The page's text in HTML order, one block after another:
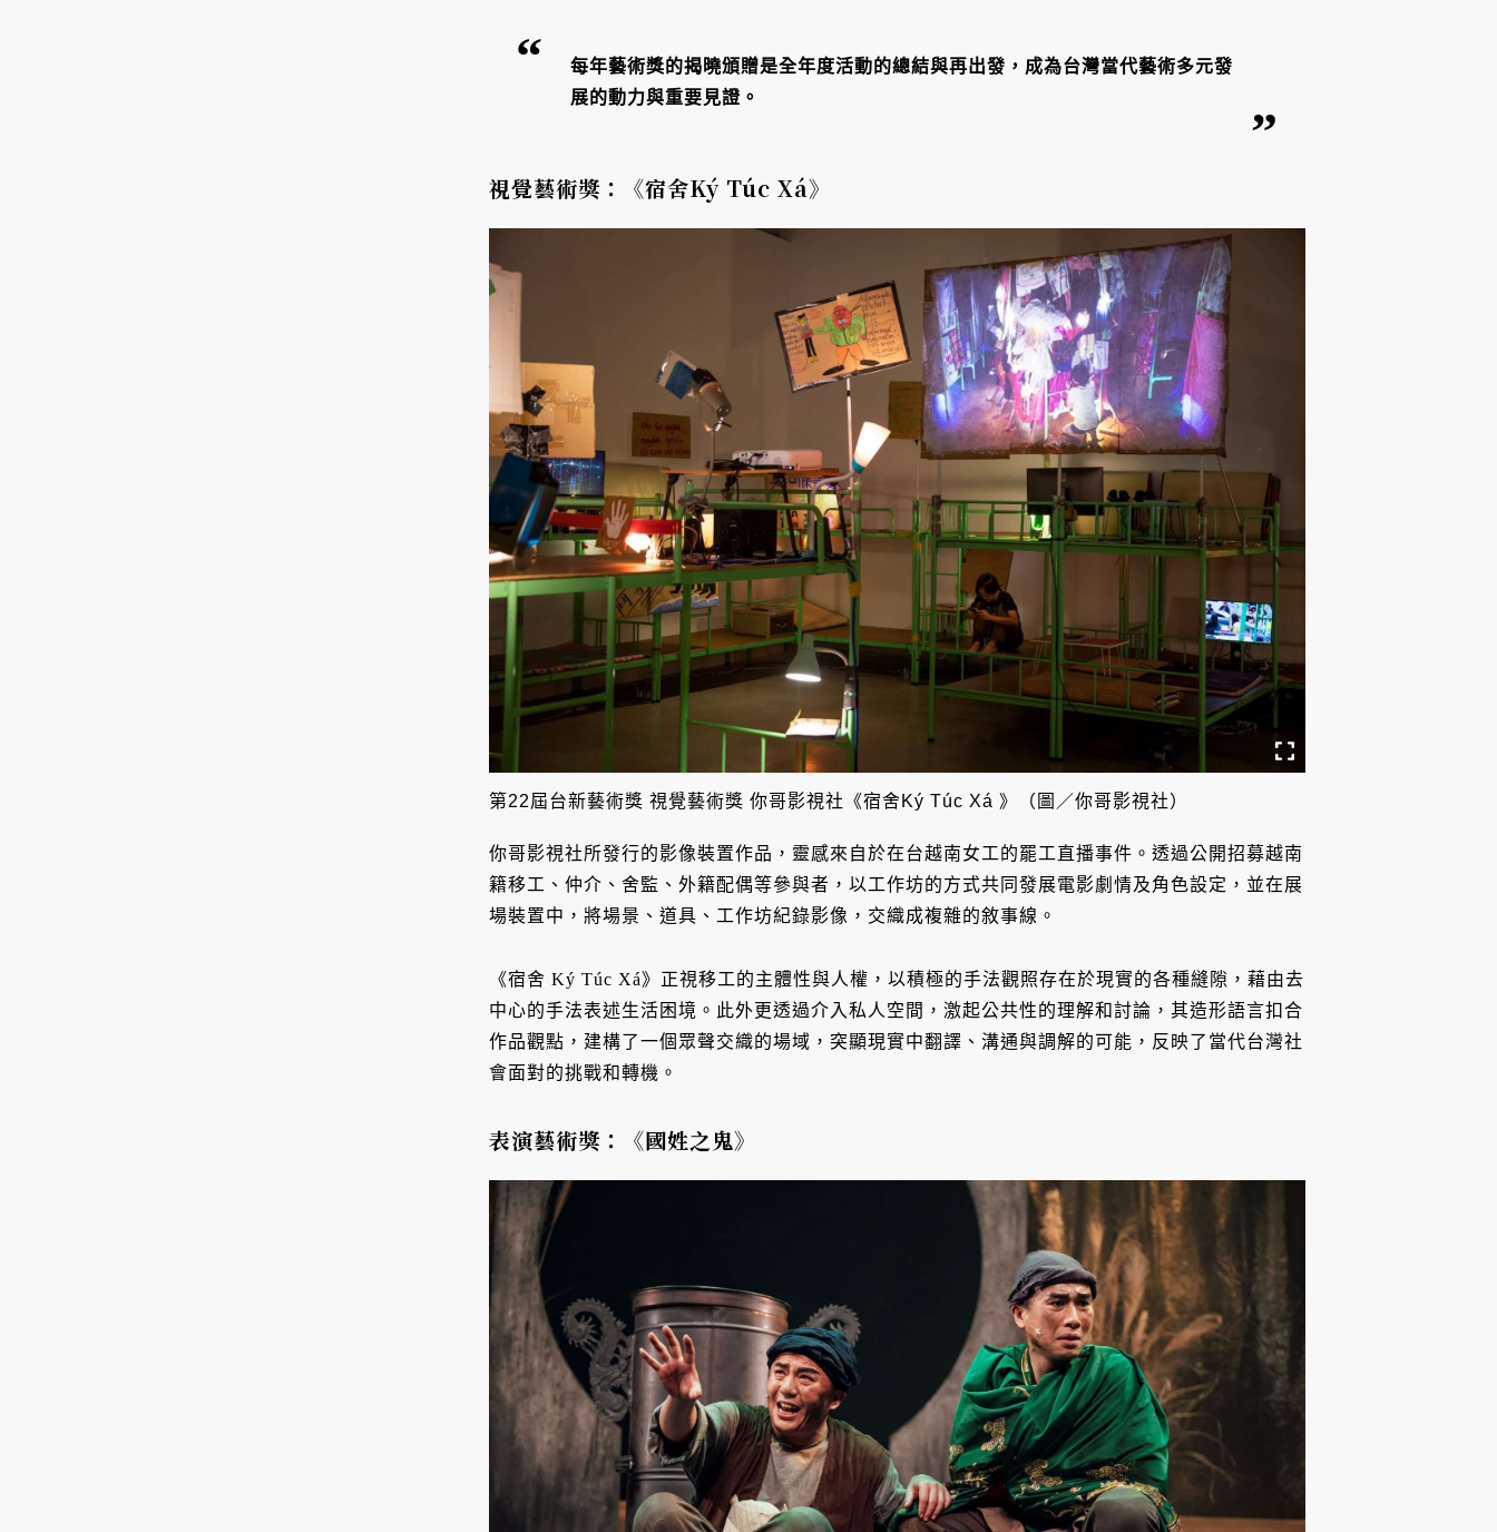
每年藝術獎的揭曉頒贈是全年度活動的總結與再出發，成為台灣當代藝術多元發
展的動力與重要見證。
視覺藝術獎：《宿舍Ký Túc Xá》
第22屆台新藝術獎 視覺藝術獎 你哥影視社《宿舍Ký Túc Xá 》（圖／你哥影視社）
你哥影視社所發行的影像裝置作品，靈感來自於在台越南女工的罷工直播事件。透過公開招募越南
籍移工、仲介、舍監、外籍配偶等參與者，以工作坊的方式共同發展電影劇情及角色設定，並在展
場裝置中，將場景、道具、工作坊紀錄影像，交織成複雜的敘事線。
《宿舍 Ký Túc Xá》正視移工的主體性與人權，以積極的手法觀照存在於現實的各種縫隙，藉由去
中心的手法表述生活困境。此外更透過介入私人空間，激起公共性的理解和討論，其造形語言扣合
作品觀點，建構了一個眾聲交織的場域，突顯現實中翻譯、溝通與調解的可能，反映了當代台灣社
會面對的挑戰和轉機。
表演藝術獎：《國姓之鬼》